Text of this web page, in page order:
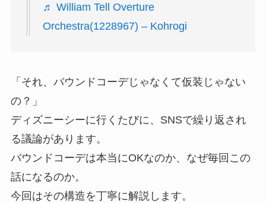
♬ William Tell Overture
Orchestra(1228967) – Kohrogi
「それ、バウンドコーデじゃなくて仮装じゃない
の？」
ディズニーシーに行くたびに、SNSで繰り返され
る議論があります。
バウンドコーデは本当にOKなのか、なぜ毎回この
話になるのか。
今回はその構造を丁寧に解説します。